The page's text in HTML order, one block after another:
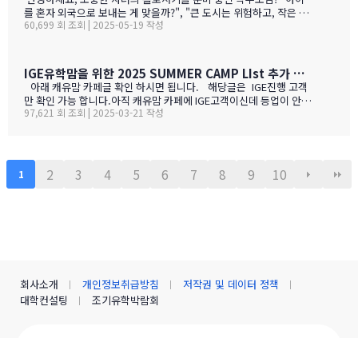
보세요!특히 주목할 점은 전기밥솥인데요, 한국에서 가져간 제품은
전압이 달라서 사용할 수 없어서 어쩔 수 없이 현지에서 새로 구입해
야 하는 것중 하나 일수 있죠? 하기는 요새는 워낙 밥들을 먹지 않다
를 혼자 외국으로 보내는 게 맞을까?", "큰 도시는 위험하고, 작은 도
시는 교육환경이 부족할까?" 이런 고민으로 밤잠 설치시죠? 오늘은
록스 존이란 '너무 크지도 작지도 않은, 딱 적당한 환경'을 말해요. 아
이 혼자 유학가기에 캠룹스가 딱 맞는 이유, 함께 알아볼까요? ?️ 아
이 혼자서도 쉽게 적응할 수 있는 도시 규모 인구 약 1…
60,699 회 조회 | 2025-05-19 작성
IGE유학맘을 위한 2025 SUMMER CAMP LIst 추가 되었습니다.
아래 캐유맘 카페글 확인 하시면 됩니다. 해당글은 IGE진행 고객
만 확인 가능 합니다.아직 캐유맘 카페에 IGE고객이신데 등업이 안된
분들은 등업 신청 해주시기 바랍니다. 해당글 바로 가기 --> http
97,621 회 조회 | 2025-03-21 작성
1 2 3 4 5 6 7 8 9 10
회사소개 개인정보취급방침
저작권 및 데이터 정책
대학컨설팅
조기유학박람회